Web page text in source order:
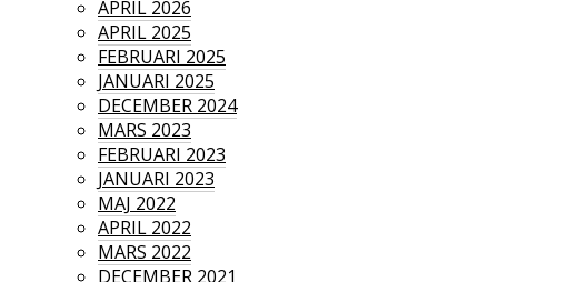
APRIL 2026
APRIL 2025
FEBRUARI 2025
JANUARI 2025
DECEMBER 2024
MARS 2023
FEBRUARI 2023
JANUARI 2023
MAJ 2022
APRIL 2022
MARS 2022
DECEMBER 2021